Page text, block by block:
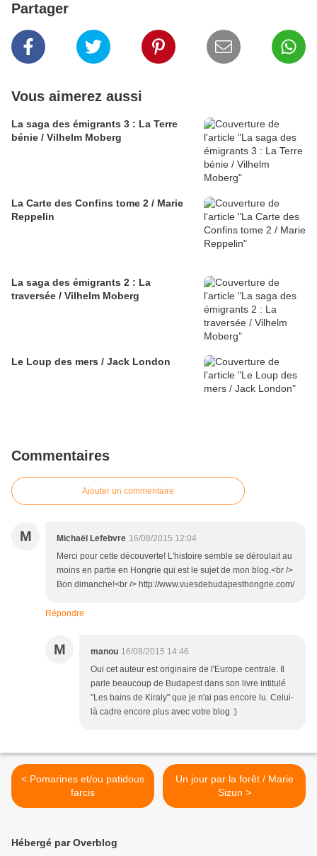
Partager
Vous aimerez aussi
La saga des émigrants 3 : La Terre
bénie / Vilhelm Moberg
La Carte des Confins tome 2 / Marie
Reppelin
La saga des émigrants 2 : La
traversée / Vilhelm Moberg
Le Loup des mers / Jack London
Commentaires
Ajouter un commentaire
M Michaël Lefebvre 16/08/2015 12:04
Merci pour cette découverte! L'histoire semble se déroulait au
moins en partie en Hongrie qui est le sujet de mon blog.<br />
Bon dimanche!<br /> http://www.vuesdebudapesthongrie.com/
Répondre
M manou 16/08/2015 14:46
Oui cet auteur est originaire de l'Europe centrale. Il
parle beaucoup de Budapest dans son livre intitulé
"Les bains de Kiraly" que je n'ai pas encore lu. Celui-
là cadre encore plus avec votre blog :)
< Pomarines et/ou patidous
farcis
Un jour par la forêt / Marie
Sizun >
Hébergé par Overblog